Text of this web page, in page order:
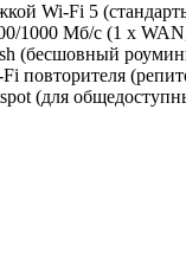
Wi-Fi 5
1000 Мб/с (1 x
(бесшовный
повторителя
(для